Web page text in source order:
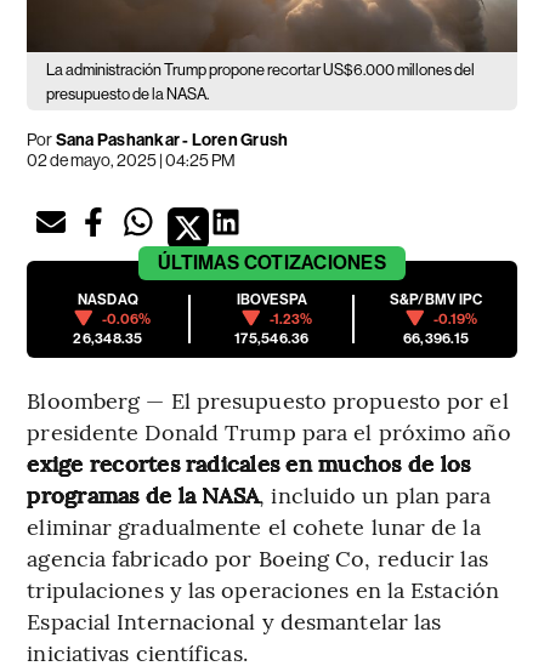
La administración Trump propone recortar US$6.000 millones del
presupuesto de la NASA.
PorSana Pashankar - Loren Grush
02 de mayo, 2025 | 04:25 PM
ÚLTIMAS COTIZACIONES
NASDAQ
-0.06%
26,348.35
IBOVESPA
-1.23%
175,546.36
S&P/BMV IPC
-0.19%
66,396.15
Bloomberg — El presupuesto propuesto por el
presidente Donald Trump para el próximo año
exige recortes radicales en muchos de los
programas de la NASA, incluido un plan para
eliminar gradualmente el cohete lunar de la
agencia fabricado por Boeing Co, reducir las
tripulaciones y las operaciones en la Estación
Espacial Internacional y desmantelar las
iniciativas científicas.